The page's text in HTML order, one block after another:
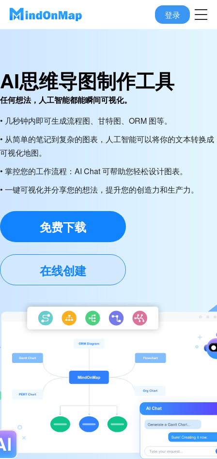
登录
AI思维导图制作工具
任何想法，人工智能都能瞬间可视化。
• 几秒钟内即可生成流程图、甘特图、ORM 图等。
• 从简单的笔记到复杂的图表，人工智能可以将你的文本转换成
可视化地图。
• 掌控您的工作流程：AI Chat 可帮助您轻松设计图表。
• 一键可视化并分享您的想法，提升您的创造力和生产力。
免费下载
在线创建